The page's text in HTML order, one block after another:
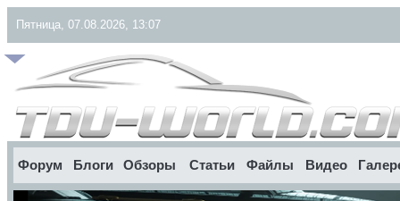
Пятница, 07.08.2026, 13:07
Форум Блоги Обзоры Статьи Файлы Видео